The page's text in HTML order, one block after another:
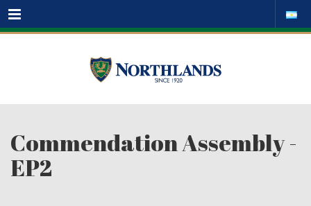
Menu
Commendation Assembly -
EP2